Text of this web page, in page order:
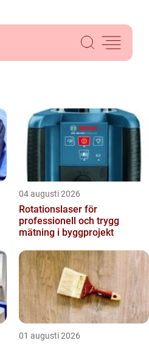
04 augusti 2026
Rotationslaser för
professionell och trygg
mätning i byggprojekt
01 augusti 2026